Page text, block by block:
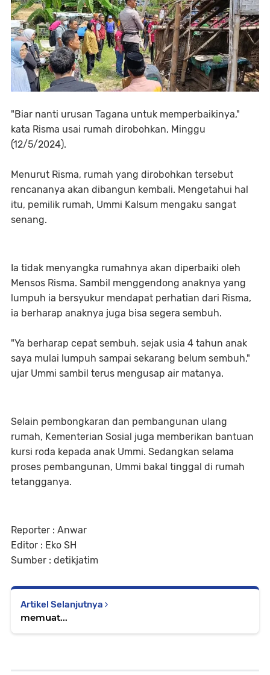
"Biar nanti urusan Tagana untuk memperbaikinya,"
kata Risma usai rumah dirobohkan, Minggu
(12/5/2024).
Menurut Risma, rumah yang dirobohkan tersebut
rencananya akan dibangun kembali. Mengetahui hal
itu, pemilik rumah, Ummi Kalsum mengaku sangat
senang.
Ia tidak menyangka rumahnya akan diperbaiki oleh
Mensos Risma. Sambil menggendong anaknya yang
lumpuh ia bersyukur mendapat perhatian dari Risma,
ia berharap anaknya juga bisa segera sembuh.
"Ya berharap cepat sembuh, sejak usia 4 tahun anak
saya mulai lumpuh sampai sekarang belum sembuh,"
ujar Ummi sambil terus mengusap air matanya.
Selain pembongkaran dan pembangunan ulang
rumah, Kementerian Sosial juga memberikan bantuan
kursi roda kepada anak Ummi. Sedangkan selama
proses pembangunan, Ummi bakal tinggal di rumah
tetangganya.
Reporter : Anwar
Editor : Eko SH
Sumber : detikjatim
Artikel Selanjutnya
memuat...